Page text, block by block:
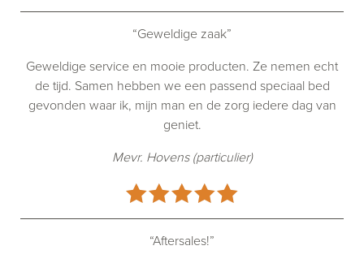
“Geweldige zaak”
Geweldige service en mooie producten. Ze nemen echt
de tijd. Samen hebben we een passend speciaal bed
gevonden waar ik, mijn man en de zorg iedere dag van
geniet.
Mevr. Hovens (particulier)
“Aftersales!”